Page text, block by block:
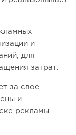
и
для
затрат.
за свое
и
рекламы